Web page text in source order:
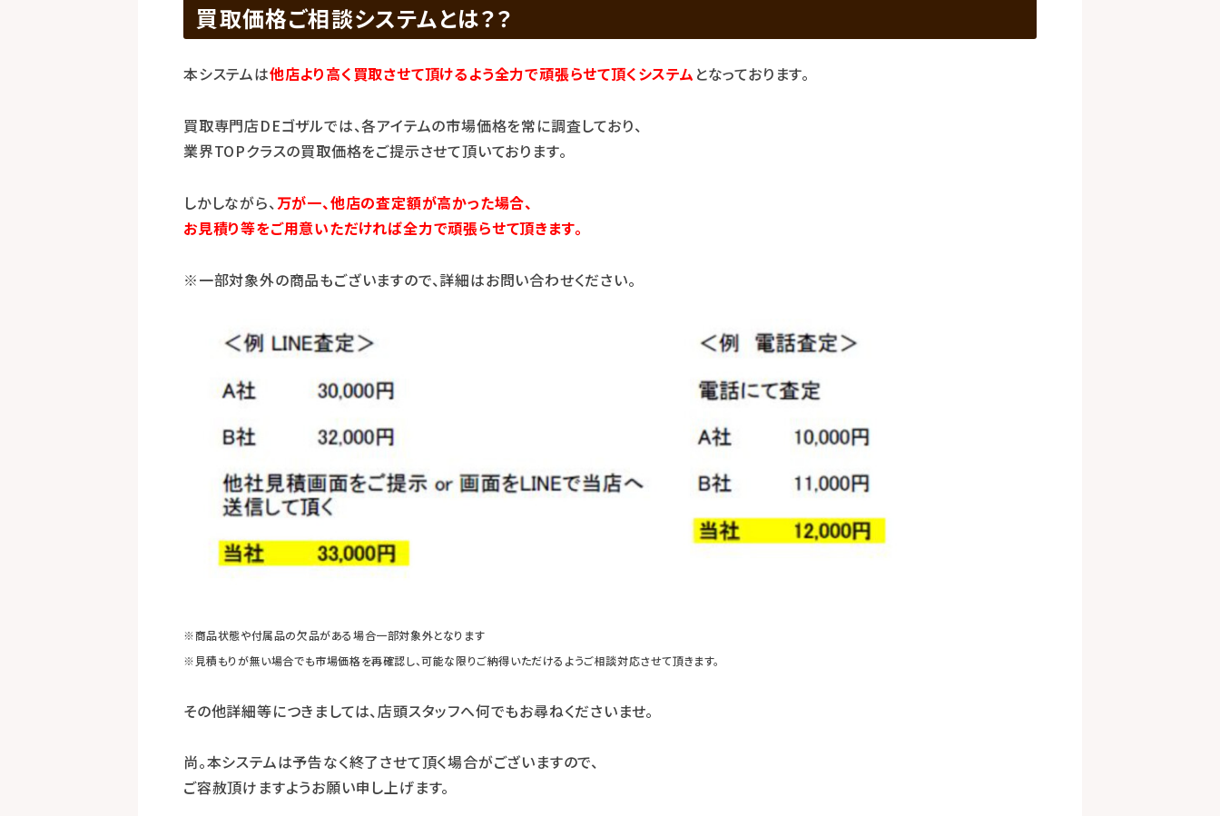
買取価格ご相談システムとは？？
本システムは他店より高く買取させて頂けるよう全力で頑張らせて頂くシステム となっております。
買取専門店DEゴザルでは、各アイテムの市場価格を常に調査しており、
業界TOPクラスの買取価格をご提示させて頂いております。
しかしながら、万が一、他店の査定額が高かった場合、
お見積り等をご用意いただければ全力で頑張らせて頂きます。
※一部対象外の商品もございますので、詳細はお問い合わせください。
※商品状態や付属品の欠品がある場合一部対象外となります
※見積もりが無い場合でも市場価格を再確認し、可能な限りご納得いただけるようご相談対応させて頂きます。
その他詳細等につきましては、店頭スタッフへ何でもお尋ねくださいませ。
尚。本システムは予告なく終了させて頂く場合がございますので、
ご容赦頂けますようお願い申し上げます。